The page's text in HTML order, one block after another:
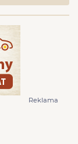
Reklama